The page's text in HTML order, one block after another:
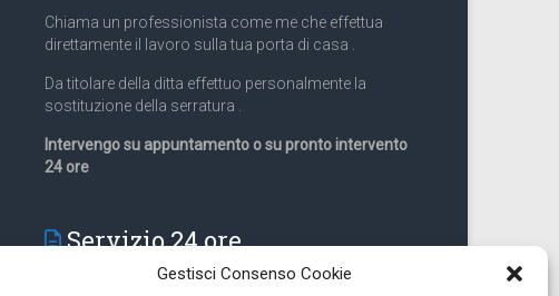
Gestisci Consenso Cookie
Chiama un professionista come me che effettua
direttamente il lavoro sulla tua porta di casa .
Da titolare della ditta effettuo personalmente la
sostituzione della serratura .
Intervengo su appuntamento o su pronto intervento
24 ore
Servizio 24 ore